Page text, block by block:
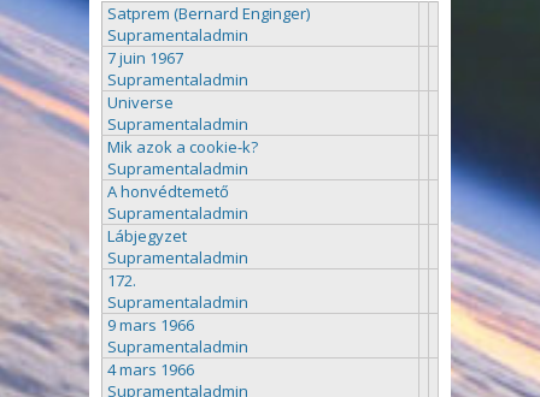
Satprem (Bernard Enginger)
Supramentaladmin
7 juin 1967
Supramentaladmin
Universe
Supramentaladmin
Mik azok a cookie-k?
Supramentaladmin
A honvédtemető
Supramentaladmin
Lábjegyzet
Supramentaladmin
172.
Supramentaladmin
9 mars 1966
Supramentaladmin
4 mars 1966
Supramentaladmin